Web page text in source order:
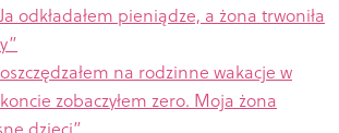
odkładałem pieniądze, a żona trwoniła
na rodzinne wakacje w
zobaczyłem zero. Moja żona